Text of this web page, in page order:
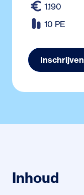
1.190
10 PE
Inschrijven
Inhoud